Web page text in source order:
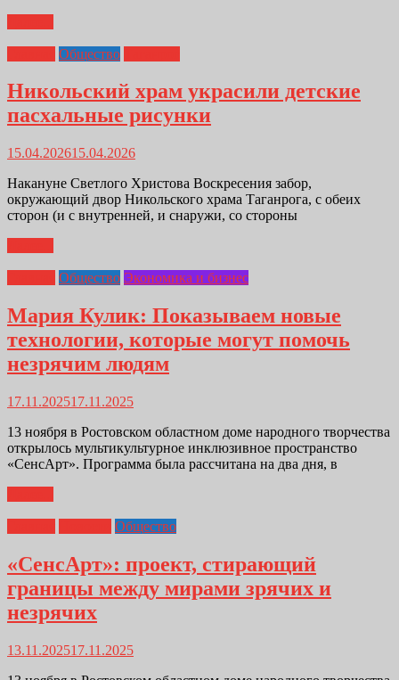
Общество
Никольский храм украсили детские
пасхальные рисунки
15.04.202615.04.2026
Накануне Светлого Христова Воскресения забор,
окружающий двор Никольского храма Таганрога, с обеих
сторон (и с внутренней, и снаружи, со стороны
Общество Экономика и бизнес
Мария Кулик: Показываем новые
технологии, которые могут помочь
незрячим людям
17.11.202517.11.2025
13 ноября в Ростовском областном доме народного творчества
открылось мультикультурное инклюзивное пространство
«СенсАрт». Программа была рассчитана на два дня, в
Общество
«СенсАрт»: проект, стирающий
границы между мирами зрячих и
незрячих
13.11.202517.11.2025